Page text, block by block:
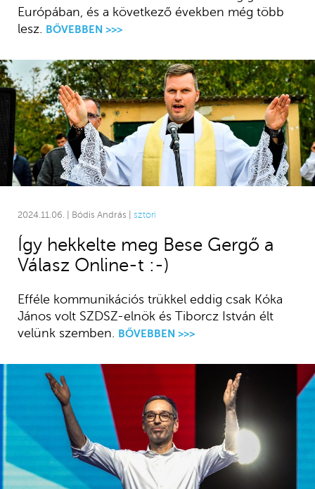
Európában, és a következő években még több
lesz. BŐVEBBEN >>>
2024.11.06. | Bódis András | sztori
Így hekkelte meg Bese Gergő a
Válasz Online-t :-)
Efféle kommunikációs trükkel eddig csak Kóka
János volt SZDSZ-elnök és Tiborcz István élt
velünk szemben.
BŐVEBBEN >>>